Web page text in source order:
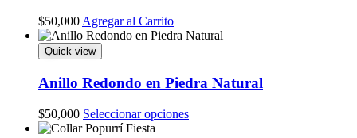
$50,000 Agregar al CarritoEste
producto
variantes.
Las
se
Quick view
Anillo Redondo en Piedra Natural
$50,000 Seleccionar opcionesEste